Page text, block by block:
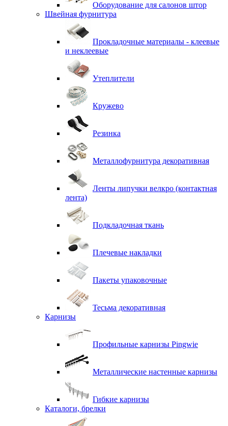
Оборудование для салонов штор
Швейная фурнитура
Прокладочные материалы - клеевые
и неклеевые
Утеплители
Кружево
Резинка
Металлофурнитура декоративная
Ленты липучки велкро (контактная
лента)
Подкладочная ткань
Плечевые накладки
Пакеты упаковочные
Тесьма декоративная
Карнизы
Профильные карнизы Pingwie
Металлические настенные карнизы
Гибкие карнизы
Каталоги, брелки